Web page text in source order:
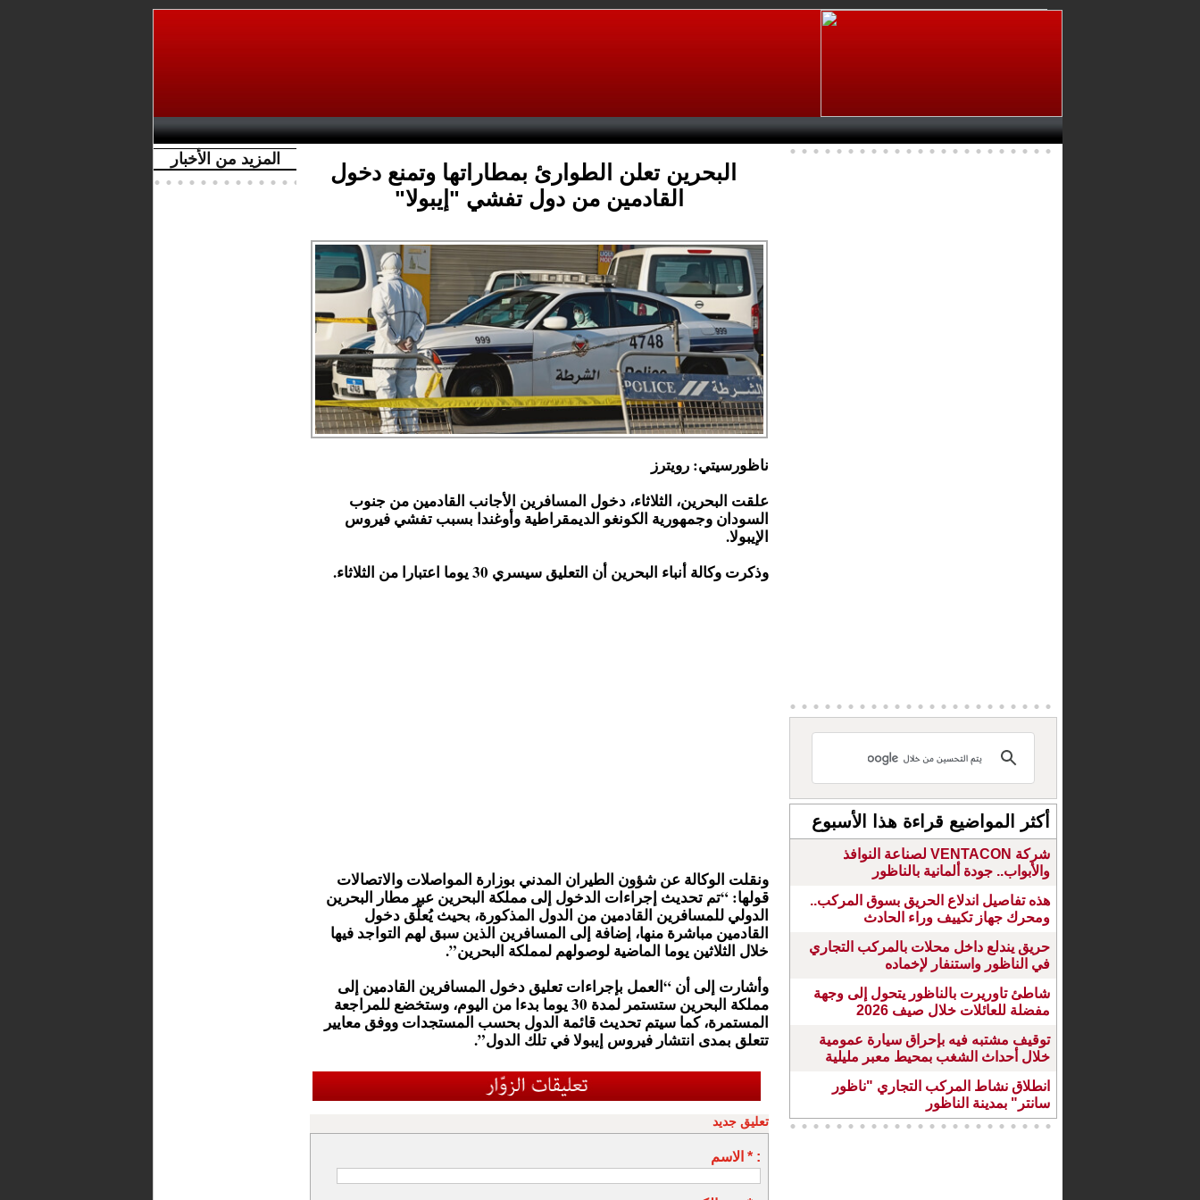
المزيد من الأخبار
البحرين تعلن الطوارئ بمطاراتها وتمنع دخول
القادمين من دول تفشي "إيبولا"
ناظورسيتي: رويترز
علقت ​البحرين، الثلاثاء، ​دخول المسافرين الأجانب القادمين من جنوب
السودان وجمهورية الكونغو الديمقراطية وأوغندا بسبب تفشي فيروس
الإيبولا.
وذكرت ‌وكالة أنباء البحرين أن التعليق سيسري 30 يوما اعتبارا من الثلاثاء.
ونقلت ‌الوكالة عن شؤون الطيران المدني بوزارة المواصلات والاتصالات
قولها: “تم تحديث إجراءات الدخول إلى مملكة البحرين عبر مطار ​البحرين
الدولي للمسافرين القادمين من ‌الدول المذكورة، بحيث يُعلَّق دخول
القادمين مباشرة منها، إضافة إلى المسافرين الذين ‌سبق لهم التواجد فيها
خلال الثلاثين يوما الماضية ​لوصولهم لمملكة البحرين”.
وأشارت إلى أن “العمل بإجراءات تعليق دخول المسافرين القادمين إلى
مملكة البحرين ستستمر لمدة ​30 يوما بدءا من اليوم، ​وستخضع للمراجعة
المستمرة، كما سيتم ​تحديث قائمة الدول بحسب المستجدات ووفق معايير
تتعلق ​بمدى انتشار فيروس إيبولا في تلك الدول”.
تعليق جديد
الاسم * :
أكثر المواضيع قراءة هذا الأسبوع
شركة VENTACON لصناعة النوافذ
والأبواب.. جودة ألمانية بالناظور
هذه تفاصيل اندلاع الحريق بسوق المركب..
ومحرك جهاز تكييف وراء الحادث
حريق يندلع داخل محلات بالمركب التجاري
في الناظور واستنفار لإخماده
شاطئ تاوريرت بالناظور يتحول إلى وجهة
مفضلة للعائلات خلال صيف 2026
توقيف مشتبه فيه بإحراق سيارة عمومية
خلال أحداث الشغب بمحيط معبر مليلية
انطلاق نشاط المركب التجاري "ناظور
سانتر" بمدينة الناظور